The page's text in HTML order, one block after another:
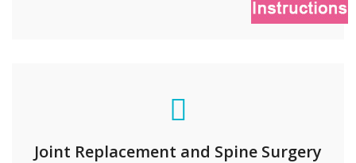
Joint Replacement and Spine Surgery